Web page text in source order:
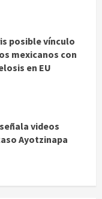
posible vínculo
mexicanos con
en EU
videos
Ayotzinapa